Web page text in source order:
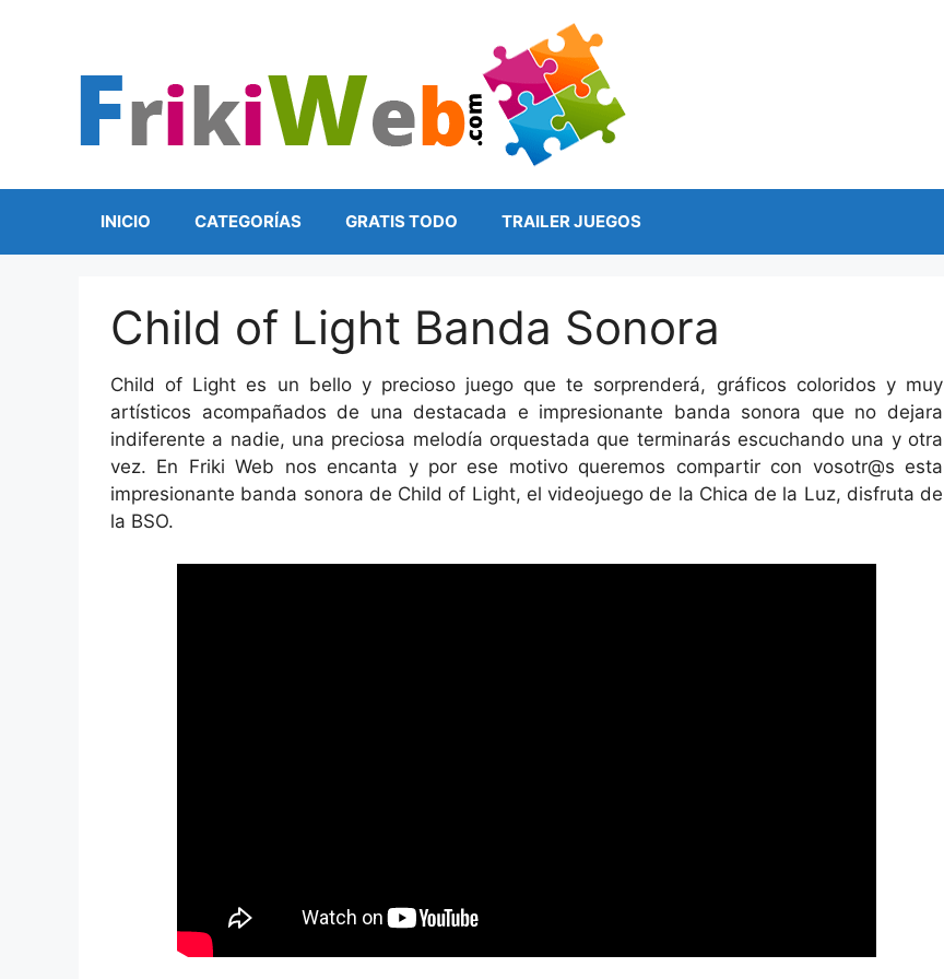
INICIO CATEGORÍAS GRATIS TODO TRAILER JUEGOS
Child of Light Banda Sonora
Child of Light es un bello y precioso juego que te sorprenderá, gráficos coloridos y muy
artísticos acompañados de una destacada e impresionante banda sonora que no dejara
indiferente a nadie, una preciosa melodía orquestada que terminarás escuchando una y otra
vez. En Friki Web nos encanta y por ese motivo queremos compartir con vosotr@s esta
impresionante banda sonora de Child of Light, el videojuego de la Chica de la Luz, disfruta de
la BSO.